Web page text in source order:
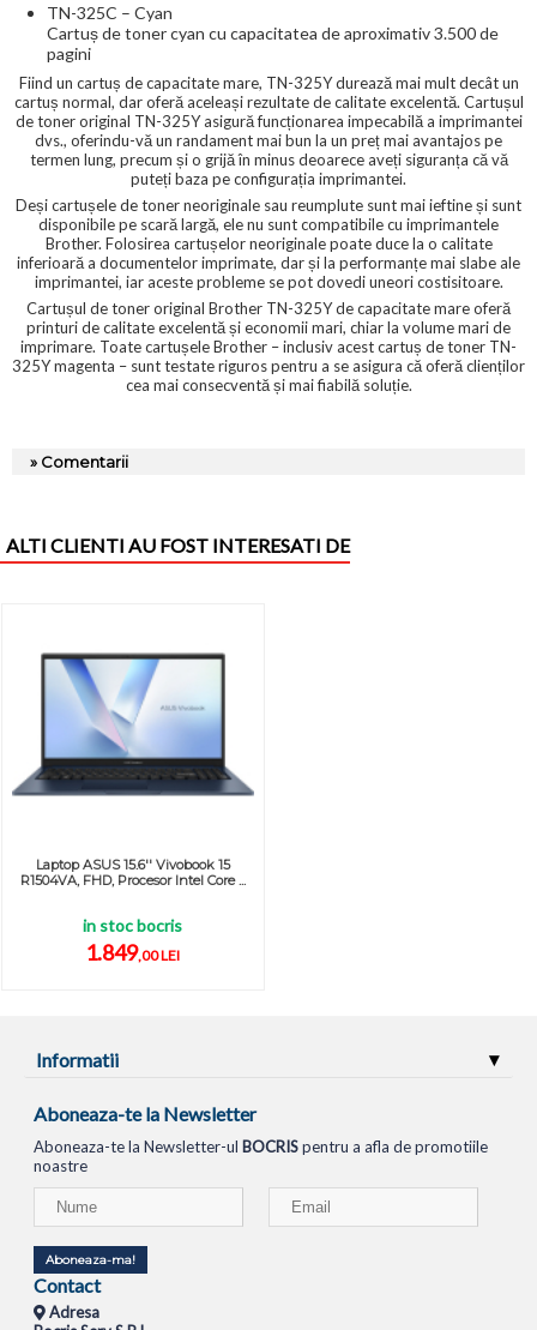
TN-325C – Cyan
Cartuș de toner cyan cu capacitatea de aproximativ 3.500 de
pagini
Fiind un cartuș de capacitate mare, TN-325Y durează mai mult decât un
cartuș normal, dar oferă aceleași rezultate de calitate excelentă. Cartușul
de toner original TN-325Y asigură funcționarea impecabilă a imprimantei
dvs., oferindu-vă un randament mai bun la un preț mai avantajos pe
termen lung, precum și o grijă în minus deoarece aveți siguranța că vă
puteți baza pe configurația imprimantei.
Deși cartușele de toner neoriginale sau reumplute sunt mai ieftine și sunt
disponibile pe scară largă, ele nu sunt compatibile cu imprimantele
Brother. Folosirea cartușelor neoriginale poate duce la o calitate
inferioară a documentelor imprimate, dar și la performanțe mai slabe ale
imprimantei, iar aceste probleme se pot dovedi uneori costisitoare.
Cartușul de toner original Brother TN-325Y de capacitate mare oferă
printuri de calitate excelentă și economii mari, chiar la volume mari de
imprimare. Toate cartușele Brother – inclusiv acest cartuș de toner TN-
325Y magenta – sunt testate riguros pentru a se asigura că oferă clienților
cea mai consecventă și mai fiabilă soluție.
» Comentarii
ALTI CLIENTI AU FOST INTERESATI DE
Laptop ASUS 15.6'' Vivobook 15
R1504VA, FHD, Procesor Intel Core ...
in stoc bocris
1.849,00 LEI
Informatii
Aboneaza-te la Newsletter
Aboneaza-te la Newsletter-ul BOCRISpentru a afla de promotiile
noastre
Aboneaza-ma!
Contact
Adresa